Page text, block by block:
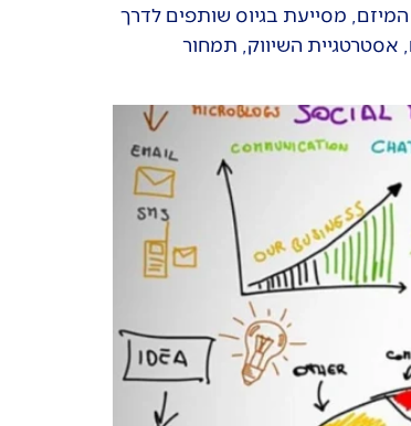
מסייעת בגיוס שותפים לדרך
אסטרטגיית השיווק, תמחור